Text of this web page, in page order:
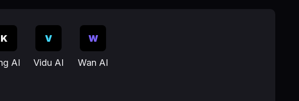
K
AI
V
Vidu AI
W
Wan AI